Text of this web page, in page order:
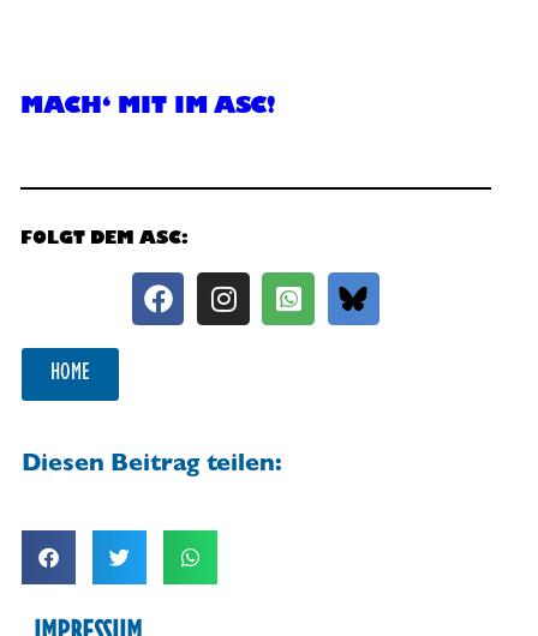
MACH‘ MIT IM ASC!
FOLGT DEM ASC:
HOME
Diesen Beitrag teilen: